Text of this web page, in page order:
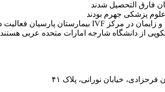
از دانشگاه شارجه امارات متحده عربی هستند
خیابان نورانی، پلاک ۴۱